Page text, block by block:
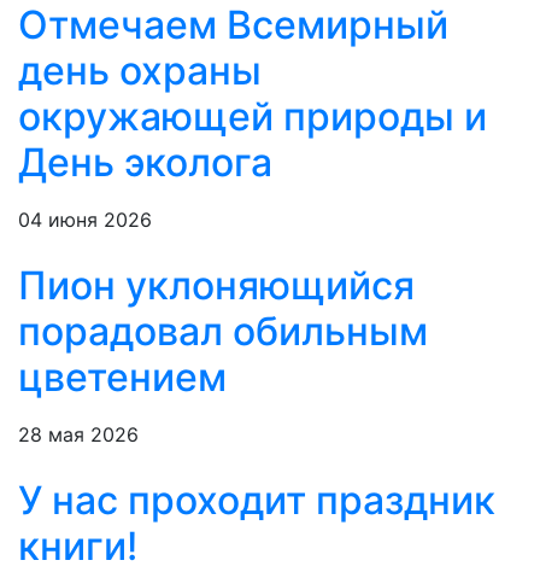
Отмечаем Всемирный
день охраны
окружающей природы и
День эколога
04 июня 2026
Пион уклоняющийся
порадовал обильным
цветением
28 мая 2026
У нас проходит праздник
книги!